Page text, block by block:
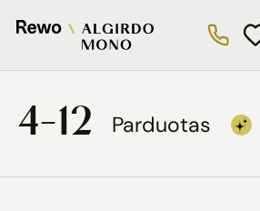
4-12 Parduotas